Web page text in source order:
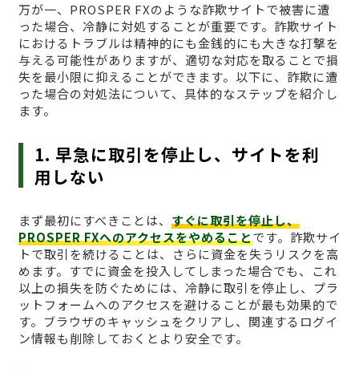
万が一、PROSPER FXのような詐欺サイトで被害に遭
った場合、冷静に対処することが重要です。詐欺サイト
におけるトラブルは精神的にも金銭的にも大きな打撃を
与える可能性がありますが、適切な対応を取ることで損
失を最小限に抑えることができます。以下に、詐欺に遭
った場合の対処法について、具体的なステップを紹介し
ます。
1. 早急に取引を停止し、サイトを利
用しない
まず最初にすべきことは、 すぐに取引を停止し、
PROSPER FXへのアクセスをやめることです。詐欺サイ
トで取引を続けることは、さらに資金を失うリスクを高
めます。すでに資金を投入してしまった場合でも、これ
以上の損失を防ぐためには、冷静に取引を停止し、プラ
ットフォームへのアクセスを避けることが最も効果的で
す。ブラウザのキャッシュをクリアし、関連するログイ
ン情報も削除しておくとより安全です。